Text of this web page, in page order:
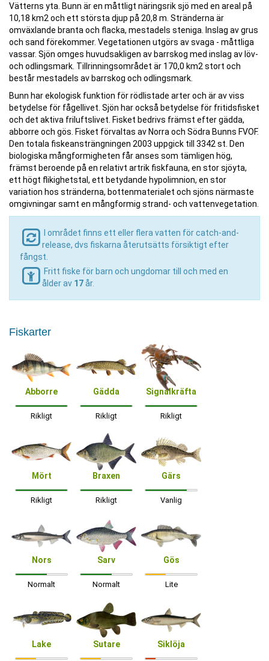
Vätterns yta. Bunn är en måttligt näringsrik sjö med en areal på
10,18 km2 och ett största djup på 20,8 m. Stränderna är
omväxlande branta och flacka, mestadels steniga. Inslag av grus
och sand förekommer. Vegetationen utgörs av svaga - måttliga
vassar. Sjön omges huvudsakligen av barrskog med inslag av löv-
och odlingsmark. Tillrinningsområdet är 170,0 km2 stort och
består mestadels av barrskog och odlingsmark.
Bunn har ekologisk funktion för rödlistade arter och är av viss
betydelse för fågellivet. Sjön har också betydelse för fritidsfisket
och det aktiva friluftslivet. Fisket bedrivs främst efter gädda,
abborre och gös. Fisket förvaltas av Norra och Södra Bunns FVOF.
Den totala fiskeansträngningen 2003 uppgick till 3342 st. Den
biologiska mångformigheten får anses som tämligen hög,
främst beroende på en relativt artrik fiskfauna, en stor sjöyta,
ett högt flikighetstal, ett betydande hypolimnion, en stor
variation hos stränderna, bottenmaterialet och sjöns närmaste
omgivningar samt en mångformig strand- och vattenvegetation.
I området finns ett eller flera vatten för catch-and-
release, dvs fiskarna återutsätts försiktigt efter
fångst.
Fritt fiske för barn och ungdomar till och med en
ålder av 17år.
Fiskarter
Abborre
Rikligt
Gädda
Rikligt
Signalkräfta
Rikligt
Mört
Rikligt
Braxen
Rikligt
Gärs
Vanlig
Nors
Normalt
Sarv
Normalt
Gös
Lite
Lake Sutare Siklöja